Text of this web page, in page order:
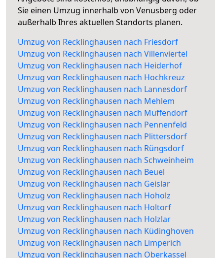
Sie einen Umzug innerhalb von Venusberg oder
außerhalb Ihres aktuellen Standorts planen.
Umzug von Recklinghausen nach Friesdorf
Umzug von Recklinghausen nach Villenviertel
Umzug von Recklinghausen nach Heiderhof
Umzug von Recklinghausen nach Hochkreuz
Umzug von Recklinghausen nach Lannesdorf
Umzug von Recklinghausen nach Mehlem
Umzug von Recklinghausen nach Muffendorf
Umzug von Recklinghausen nach Pennenfeld
Umzug von Recklinghausen nach Plittersdorf
Umzug von Recklinghausen nach Rüngsdorf
Umzug von Recklinghausen nach Schweinheim
Umzug von Recklinghausen nach Beuel
Umzug von Recklinghausen nach Geislar
Umzug von Recklinghausen nach Hoholz
Umzug von Recklinghausen nach Holtorf
Umzug von Recklinghausen nach Holzlar
Umzug von Recklinghausen nach Küdinghoven
Umzug von Recklinghausen nach Limperich
Umzug von Recklinghausen nach Oberkassel